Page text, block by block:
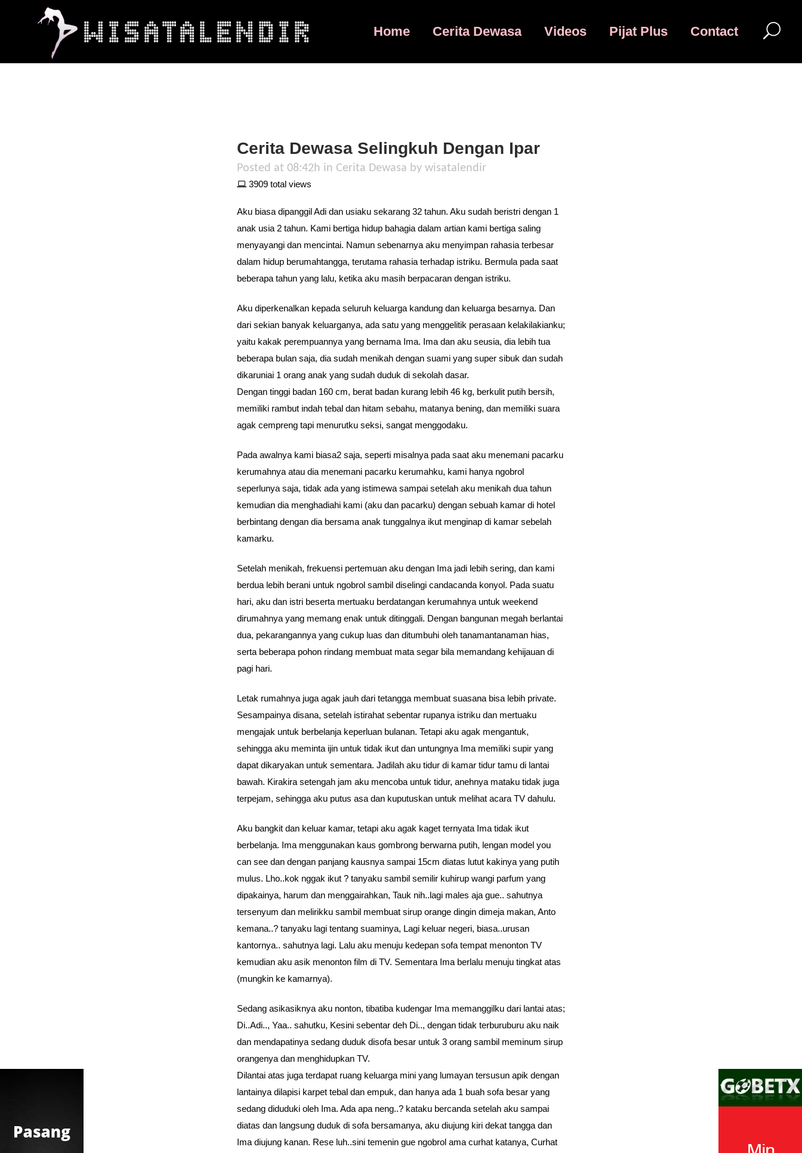
Home Cerita Dewasa Videos Pijat Plus Contact
Cerita Dewasa Selingkuh Dengan Ipar
Posted at 08:42h in Cerita Dewasa by wisatalendir
3909 total views
Aku biasa dipanggil Adi dan usiaku sekarang 32 tahun. Aku sudah beristri dengan 1
anak usia 2 tahun. Kami bertiga hidup bahagia dalam artian kami bertiga saling
menyayangi dan mencintai. Namun sebenarnya aku menyimpan rahasia terbesar
dalam hidup berumahtangga, terutama rahasia terhadap istriku. Bermula pada saat
beberapa tahun yang lalu, ketika aku masih berpacaran dengan istriku.
Aku diperkenalkan kepada seluruh keluarga kandung dan keluarga besarnya. Dan
dari sekian banyak keluarganya, ada satu yang menggelitik perasaan kelakilakianku;
yaitu kakak perempuannya yang bernama Ima. Ima dan aku seusia, dia lebih tua
beberapa bulan saja, dia sudah menikah dengan suami yang super sibuk dan sudah
dikaruniai 1 orang anak yang sudah duduk di sekolah dasar.
Dengan tinggi badan 160 cm, berat badan kurang lebih 46 kg, berkulit putih bersih,
memiliki rambut indah tebal dan hitam sebahu, matanya bening, dan memiliki suara
agak cempreng tapi menurutku seksi, sangat menggodaku.
Pada awalnya kami biasa2 saja, seperti misalnya pada saat aku menemani pacarku
kerumahnya atau dia menemani pacarku kerumahku, kami hanya ngobrol
seperlunya saja, tidak ada yang istimewa sampai setelah aku menikah dua tahun
kemudian dia menghadiahi kami (aku dan pacarku) dengan sebuah kamar di hotel
berbintang dengan dia bersama anak tunggalnya ikut menginap di kamar sebelah
kamarku.
Setelah menikah, frekuensi pertemuan aku dengan Ima jadi lebih sering, dan kami
berdua lebih berani untuk ngobrol sambil diselingi candacanda konyol. Pada suatu
hari, aku dan istri beserta mertuaku berdatangan kerumahnya untuk weekend
dirumahnya yang memang enak untuk ditinggali. Dengan bangunan megah berlantai
dua, pekarangannya yang cukup luas dan ditumbuhi oleh tanamantanaman hias,
serta beberapa pohon rindang membuat mata segar bila memandang kehijauan di
pagi hari.
Letak rumahnya juga agak jauh dari tetangga membuat suasana bisa lebih private.
Sesampainya disana, setelah istirahat sebentar rupanya istriku dan mertuaku
mengajak untuk berbelanja keperluan bulanan. Tetapi aku agak mengantuk,
sehingga aku meminta ijin untuk tidak ikut dan untungnya Ima memiliki supir yang
dapat dikaryakan untuk sementara. Jadilah aku tidur di kamar tidur tamu di lantai
bawah. Kirakira setengah jam aku mencoba untuk tidur, anehnya mataku tidak juga
terpejam, sehingga aku putus asa dan kuputuskan untuk melihat acara TV dahulu.
Aku bangkit dan keluar kamar, tetapi aku agak kaget ternyata Ima tidak ikut
berbelanja. Ima menggunakan kaus gombrong berwarna putih, lengan model you
can see dan dengan panjang kausnya sampai 15cm diatas lutut kakinya yang putih
mulus. Lho..kok nggak ikut ? tanyaku sambil semilir kuhirup wangi parfum yang
dipakainya, harum dan menggairahkan, Tauk nih..lagi males aja gue.. sahutnya
tersenyum dan melirikku sambil membuat sirup orange dingin dimeja makan, Anto
kemana..? tanyaku lagi tentang suaminya, Lagi keluar negeri, biasa..urusan
kantornya.. sahutnya lagi. Lalu aku menuju kedepan sofa tempat menonton TV
kemudian aku asik menonton film di TV. Sementara Ima berlalu menuju tingkat atas
(mungkin ke kamarnya).
Sedang asikasiknya aku nonton, tibatiba kudengar Ima memanggilku dari lantai atas;
Di..Adi.., Yaa.. sahutku, Kesini sebentar deh Di.., dengan tidak terburuburu aku naik
dan mendapatinya sedang duduk disofa besar untuk 3 orang sambil meminum sirup
orangenya dan menghidupkan TV.
Dilantai atas juga terdapat ruang keluarga mini yang lumayan tersusun apik dengan
lantainya dilapisi karpet tebal dan empuk, dan hanya ada 1 buah sofa besar yang
sedang diduduki oleh Ima. Ada apa neng..? kataku bercanda setelah aku sampai
diatas dan langsung duduk di sofa bersamanya, aku diujung kiri dekat tangga dan
Ima diujung kanan. Rese luh..sini temenin gue ngobrol ama curhat katanya, Curhat